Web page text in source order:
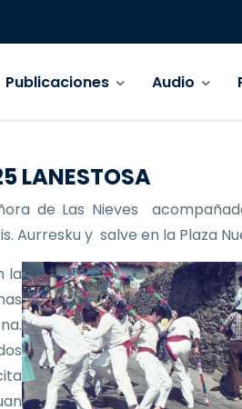
Publicaciones Audio
LANESTOSA
de Las Nieves
Aurresku y salve en la Plaza
la